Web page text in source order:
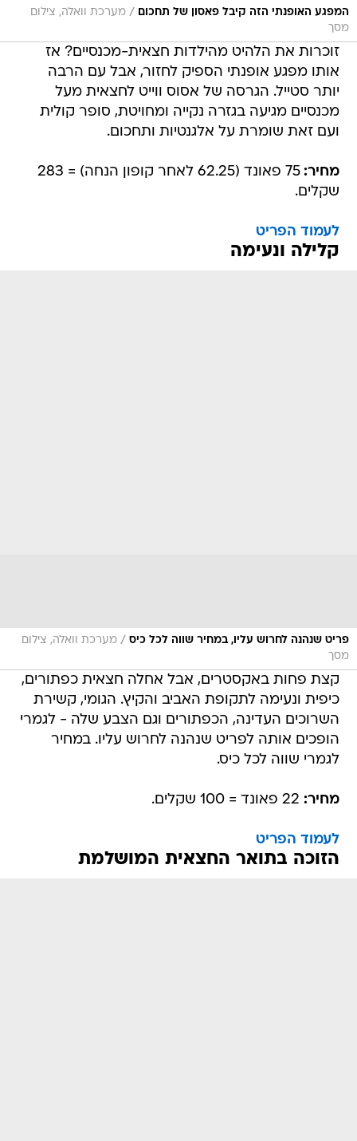
המפגע האופנתי הזה קיבל פאסון של תחכום / מערכת וואלה, צילום
מסך
זוכרות את הלהיט מהילדות חצאית-מכנסיים? אז
אותו מפגע אופנתי הספיק לחזור, אבל עם הרבה
יותר סטייל. הגרסה של אסוס ווייט לחצאית מעל
מכנסיים מגיעה בגזרה נקייה ומחויטת, סופר קולית
ועם זאת שומרת על אלגנטיות ותחכום.
מחיר:
75 פאונד (62.25 לאחר קופון הנחה) = 283
שקלים.
לעמוד הפריט
קלילה ונעימה
פריט שנהנה לחרוש עליו, במחיר שווה לכל כיס / מערכת וואלה, צילום
מסך
קצת פחות באקסטרים, אבל אחלה חצאית כפתורים,
כיפית ונעימה לתקופת האביב והקיץ. הגומי, קשירת
השרוכים העדינה, הכפתורים וגם הצבע שלה - לגמרי
הופכים אותה לפריט שנהנה לחרוש עליו. במחיר
לגמרי שווה לכל כיס.
מחיר:
לעמוד הפריט
הזוכה בתואר החצאית המושלמת